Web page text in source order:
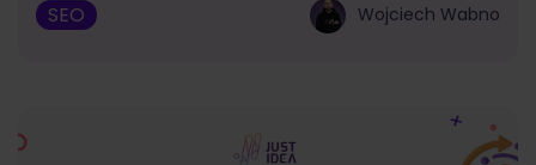
SEO Wojciech Wabno